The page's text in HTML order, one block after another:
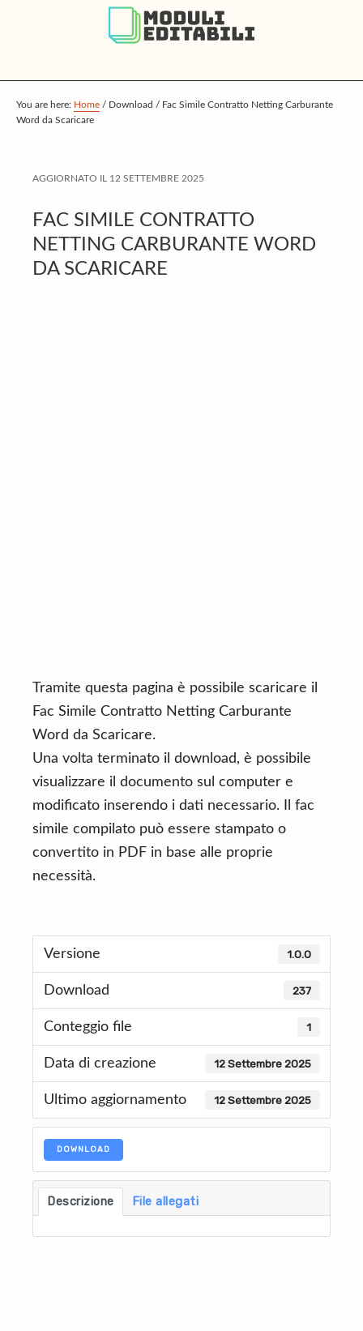
p
t
a
n
c
o
p
t
r
m
a
r
p
t
o
t
e
r
You are here: Home / Download / Fac Simile Contratto Netting Carburante
Word da Scaricare
AGGIORNATO IL 12 SETTEMBRE 2025
FAC SIMILE CONTRATTO
NETTING CARBURANTE WORD
DA SCARICARE
Tramite questa pagina è possibile scaricare il
Fac Simile Contratto Netting Carburante
Word da Scaricare.
Una volta terminato il download, è possibile
visualizzare il documento sul computer e
modificato inserendo i dati necessario. Il fac
simile compilato può essere stampato o
convertito in PDF in base alle proprie
necessità.
Versione 1.0.0
Download 237
Conteggio file 1
Data di creazione 12 Settembre 2025
Ultimo aggiornamento 12 Settembre 2025
DOWNLOAD
Descrizione File allegati